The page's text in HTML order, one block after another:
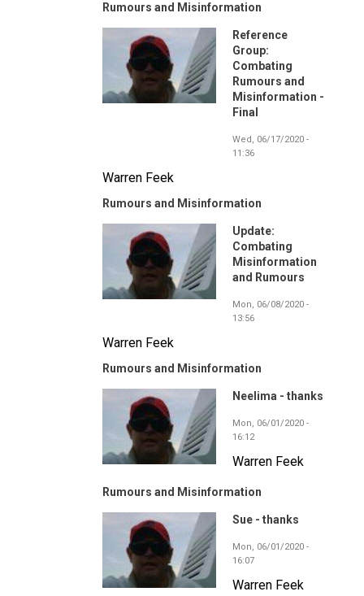
Rumours and Misinformation
Reference
Group:
Combating
Rumours and
Misinformation -
Final
Wed, 06/17/2020 -
11:36
Warren Feek
Rumours and Misinformation
Update:
Combating
Misinformation
and Rumours
Mon, 06/08/2020 -
13:56
Warren Feek
Rumours and Misinformation
Neelima - thanks
Mon, 06/01/2020 -
16:12
Warren Feek
Rumours and Misinformation
Sue - thanks
Mon, 06/01/2020 -
16:07
Warren Feek